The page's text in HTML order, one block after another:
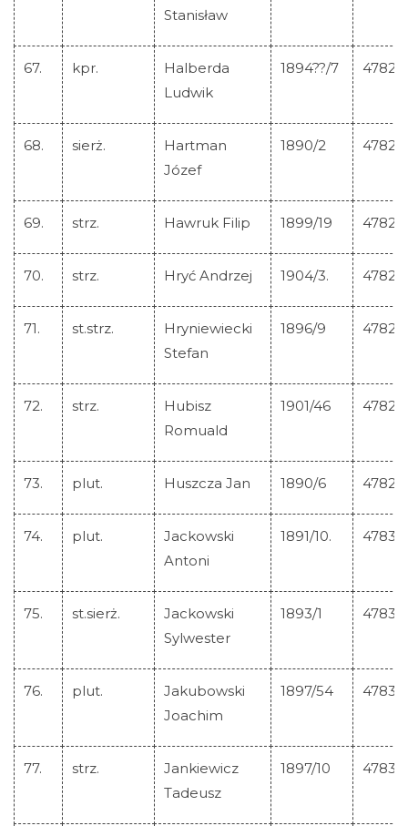
Stanisław
67. kpr.
Halberda
Ludwik
1894??/7 47823
68. sierż.
Hartman
Józef
1890/2 47824
69. strz. Hawruk Filip 1899/19 47825
70. strz. Hryć Andrzej 1904/3. 47826
71. st.strz.
Hryniewiecki
Stefan
1896/9 47827
72. strz.
Hubisz
Romuald
1901/46 47828
73. plut. Huszcza Jan 1890/6 47829
74. plut.
Jackowski
Antoni
1891/10. 47830
75. st.sierż.
Jackowski
Sylwester
1893/1 47831
76. plut.
Jakubowski
Joachim
1897/54 47832
77. strz.
Jankiewicz
Tadeusz
1897/10 47833